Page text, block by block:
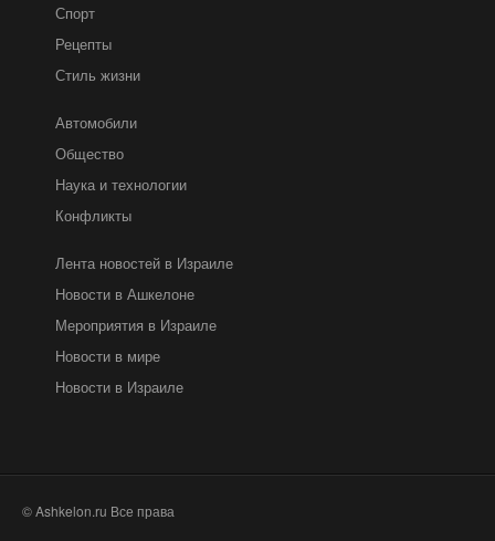
Спорт
Рецепты
Стиль жизни
Автомобили
Общество
Наука и технологии
Конфликты
Лента новостей в Израиле
Новости в Ашкелоне
Мероприятия в Израиле
Новости в мире
Новости в Израиле
© Ashkelon.ru Все права